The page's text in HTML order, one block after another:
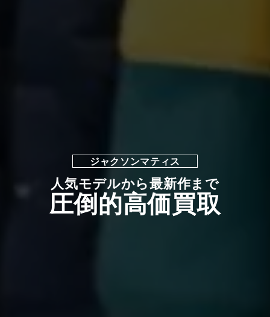
ジャクソンマティス
人気モデルから最新作まで
圧倒的高価買取